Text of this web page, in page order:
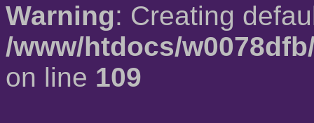
Warning: Creating
/www/htdocs/
on line 109